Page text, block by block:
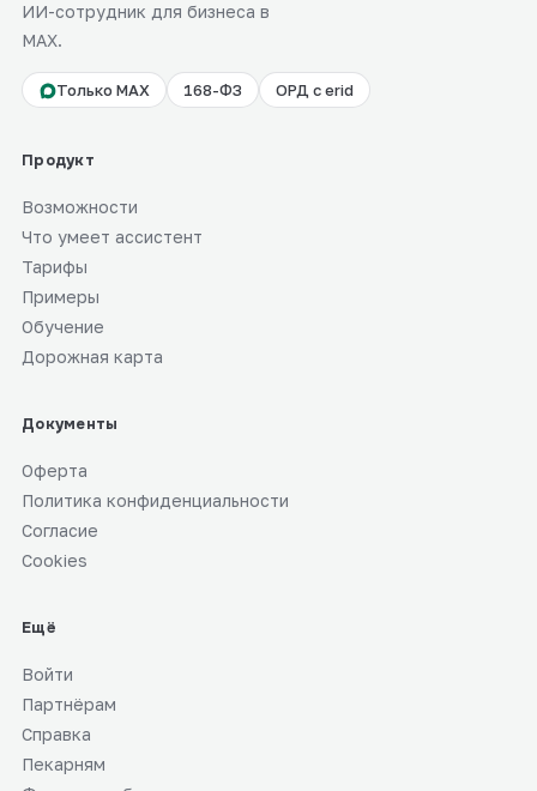
ИИ-сотрудник для бизнеса в
MAX.
Только MAX 168-ФЗ ОРД с erid
Продукт
Возможности
Что умеет ассистент
Тарифы
Примеры
Обучение
Дорожная карта
Документы
Оферта
Политика конфиденциальности
Согласие
Cookies
Ещё
Войти
Партнёрам
Справка
Пекарням